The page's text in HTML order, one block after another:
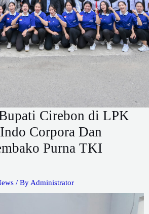
Cirebon di LPK
Corpora Dan
Purna TKI
/ By Administrator